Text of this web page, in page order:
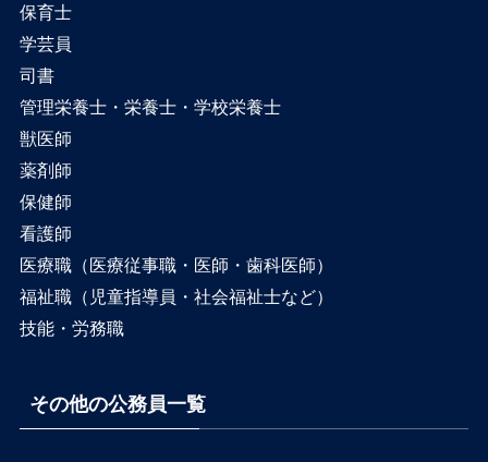
保育士
学芸員
司書
管理栄養士・栄養士・学校栄養士
獣医師
薬剤師
保健師
看護師
医療職（医療従事職・医師・歯科医師）
福祉職（児童指導員・社会福祉士など）
技能・労務職
その他の公務員一覧